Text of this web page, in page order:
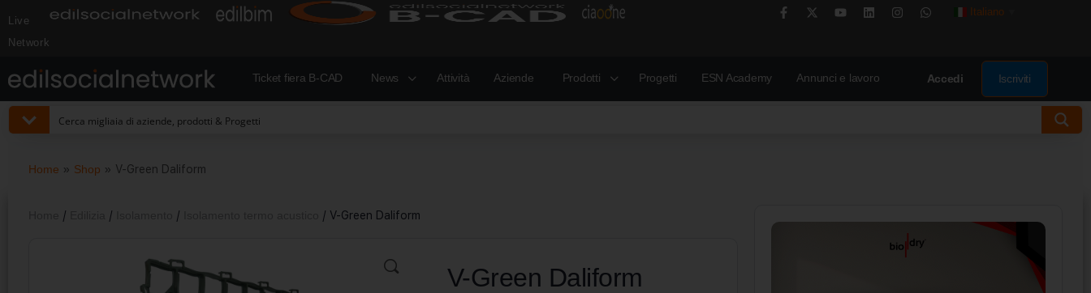
Live
Network
Italiano
Ticket fiera B-CAD News Attività Aziende Prodotti Progetti ESN Academy Annunci e lavoro Accedi Iscriviti
Home » Shop » V-Green Daliform
/ / / / V-Green Daliform
V-Green Daliform